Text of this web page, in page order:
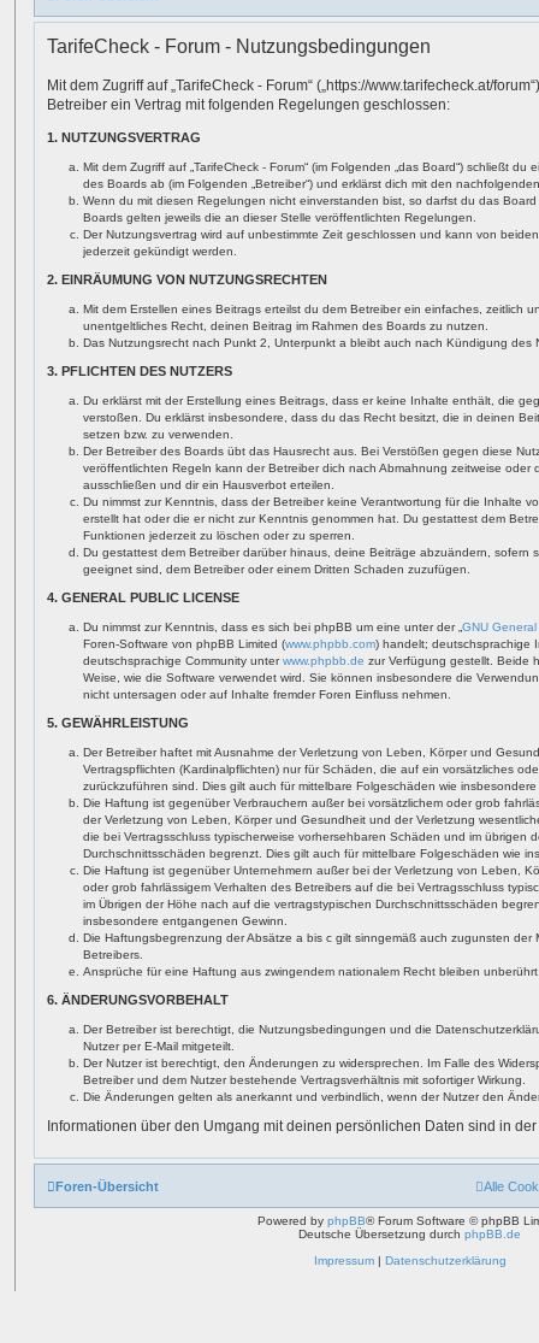
TarifeCheck - Forum - Nutzungsbedingungen
Mit dem Zugriff auf „TarifeCheck - Forum“ („https://www.tarifecheck.at/
Betreiber ein Vertrag mit folgenden Regelungen geschlossen:
1. NUTZUNGSVERTRAG
Mit dem Zugriff auf „TarifeCheck - Forum“ (im Folgenden „das Board“) schließt
des Boards ab (im Folgenden „Betreiber“) und erklärst dich mit den
Wenn du mit diesen Regelungen nicht einverstanden bist, so darfst du das
Boards gelten jeweils die an dieser Stelle veröffentlichten Regelungen.
Der Nutzungsvertrag wird auf unbestimmte Zeit geschlossen und kann von
jederzeit gekündigt werden.
2. EINRÄUMUNG VON NUTZUNGSRECHTEN
Mit dem Erstellen eines Beitrags erteilst du dem Betreiber ein einfaches, zeitlich
unentgeltliches Recht, deinen Beitrag im Rahmen des Boards zu nutzen.
Das Nutzungsrecht nach Punkt 2, Unterpunkt a bleibt auch nach Kündigung des
3. PFLICHTEN DES NUTZERS
Du erklärst mit der Erstellung eines Beitrags, dass er keine Inhalte enthält, die
verstoßen. Du erklärst insbesondere, dass du das Recht besitzt, die in deinen
setzen bzw. zu verwenden.
Der Betreiber des Boards übt das Hausrecht aus. Bei Verstößen gegen diese
veröffentlichten Regeln kann der Betreiber dich nach Abmahnung zeitweise
ausschließen und dir ein Hausverbot erteilen.
Du nimmst zur Kenntnis, dass der Betreiber keine Verantwortung für die Inhalte
erstellt hat oder die er nicht zur Kenntnis genommen hat. Du gestattest dem
Funktionen jederzeit zu löschen oder zu sperren.
Du gestattest dem Betreiber darüber hinaus, deine Beiträge abzuändern, sofern
geeignet sind, dem Betreiber oder einem Dritten Schaden zuzufügen.
4. GENERAL PUBLIC LICENSE
Du nimmst zur Kenntnis, dass es sich bei phpBB um eine unter der „ GNU
Foren-Software von phpBB Limited (www.phpbb.com) handelt; deutschsprachige
deutschsprachige Community unterwww.phpbb.de zur Verfügung gestellt. Beide
Weise, wie die Software verwendet wird. Sie können insbesondere die
nicht untersagen oder auf Inhalte fremder Foren Einfluss nehmen.
5. GEWÄHRLEISTUNG
Der Betreiber haftet mit Ausnahme der Verletzung von Leben, Körper und
Vertragspflichten (Kardinalpflichten) nur für Schäden, die auf ein vorsätzliches
zurückzuführen sind. Dies gilt auch für mittelbare Folgeschäden wie
Die Haftung ist gegenüber Verbrauchern außer bei vorsätzlichem oder grob
der Verletzung von Leben, Körper und Gesundheit und der Verletzung
die bei Vertragsschluss typischerweise vorhersehbaren Schäden und im übrigen
Durchschnittsschäden begrenzt. Dies gilt auch für mittelbare Folgeschäden wie
Die Haftung ist gegenüber Unternehmern außer bei der Verletzung von Leben,
oder grob fahrlässigem Verhalten des Betreibers auf die bei Vertragsschluss
im Übrigen der Höhe nach auf die vertragstypischen Durchschnittsschäden
insbesondere entgangenen Gewinn.
Die Haftungsbegrenzung der Absätze a bis c gilt sinngemäß auch zugunsten der
Betreibers.
Ansprüche für eine Haftung aus zwingendem nationalem Recht bleiben
6. ÄNDERUNGSVORBEHALT
Der Betreiber ist berechtigt, die Nutzungsbedingungen und die
Nutzer per E-Mail mitgeteilt.
Der Nutzer ist berechtigt, den Änderungen zu widersprechen. Im Falle des
Betreiber und dem Nutzer bestehende Vertragsverhältnis mit sofortiger Wirkung.
Die Änderungen gelten als anerkannt und verbindlich, wenn der Nutzer den
Informationen über den Umgang mit deinen persönlichen Daten sind in
Foren-Übersicht Alle
Powered by phpBB® Forum Software © phpBB
Deutsche Übersetzung durch phpBB.de
Impressum| Datenschutzerklärung